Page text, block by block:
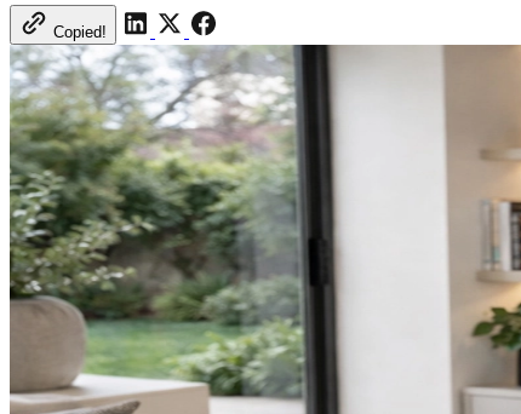
Copied!